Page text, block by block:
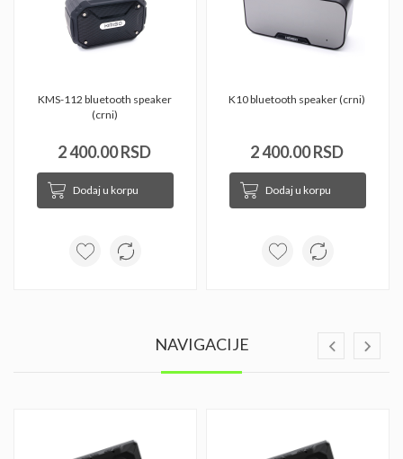
KMS-112 bluetooth speaker
(crni)
2 400.00 RSD
Dodaj u korpu
K10 bluetooth speaker (crni)
2 400.00 RSD
Dodaj u korpu
NAVIGACIJE